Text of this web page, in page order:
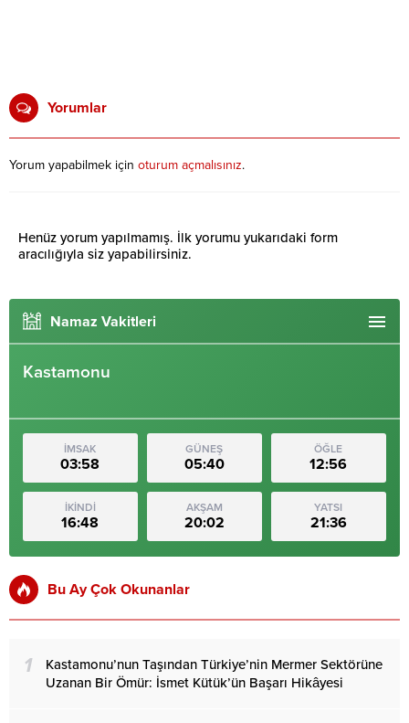
Yorumlar
Yorum yapabilmek için oturum açmalısınız.
Henüz yorum yapılmamış. İlk yorumu yukarıdaki form
aracılığıyla siz yapabilirsiniz.
Namaz Vakitleri
Kastamonu
İMSAK
03:58
GÜNEŞ
05:40
ÖĞLE
12:56
İKİNDİ
16:48
AKŞAM
20:02
YATSI
21:36
Bu Ay Çok Okunanlar
1
Kastamonu’nun Taşından Türkiye’nin Mermer Sektörüne
Uzanan Bir Ömür: İsmet Kütük’ün Başarı Hikâyesi